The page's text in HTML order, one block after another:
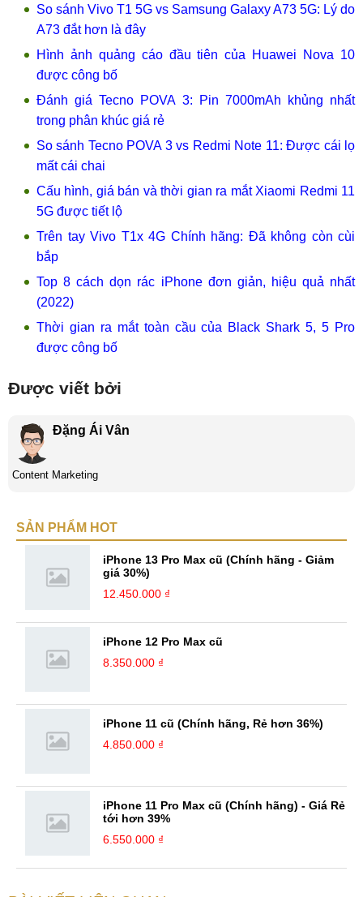
So sánh Vivo T1 5G vs Samsung Galaxy A73 5G: Lý do
A73 đắt hơn là đây
Hình ảnh quảng cáo đầu tiên của Huawei Nova 10
được công bố
Đánh giá Tecno POVA 3: Pin 7000mAh khủng nhất
trong phân khúc giá rẻ
So sánh Tecno POVA 3 vs Redmi Note 11: Được cái lọ
mất cái chai
Cấu hình, giá bán và thời gian ra mắt Xiaomi Redmi 11
5G được tiết lộ
Trên tay Vivo T1x 4G Chính hãng: Đã không còn cùi
bắp
Top 8 cách dọn rác iPhone đơn giản, hiệu quả nhất
(2022)
Thời gian ra mắt toàn cầu của Black Shark 5, 5 Pro
được công bố
Được viết bởi
Đặng Ái Vân
Content Marketing
SẢN PHẨM HOT
iPhone 13 Pro Max cũ (Chính hãng - Giảm
giá 30%)
12.450.000 ₫
iPhone 12 Pro Max cũ
8.350.000 ₫
iPhone 11 cũ (Chính hãng, Rẻ hơn 36%)
4.850.000 ₫
iPhone 11 Pro Max cũ (Chính hãng) - Giá Rẻ
tới hơn 39%
6.550.000 ₫